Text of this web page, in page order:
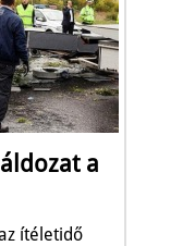
a
ítéletidő